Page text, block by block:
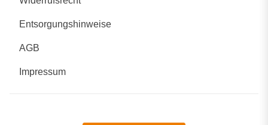
Entsorgungshinweise
AGB
Impressum